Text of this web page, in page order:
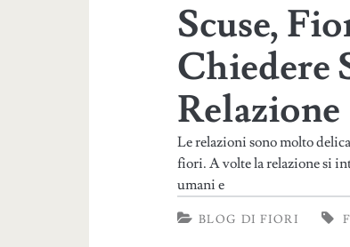
Scuse,
Chiedere
Relazione
Le relazioni sono molto
fiori. A volte la relazione si
umani e
BLOG DI FIORI